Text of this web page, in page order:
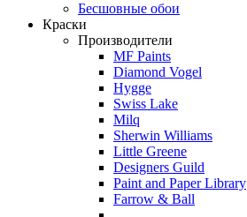
Бесшовные обои
Краски
Производители
MF Paints
Diamond Vogel
Hygge
Swiss Lake
Milq
Sherwin Williams
Little Greene
Designers Guild
Paint and Paper Library
Farrow & Ball